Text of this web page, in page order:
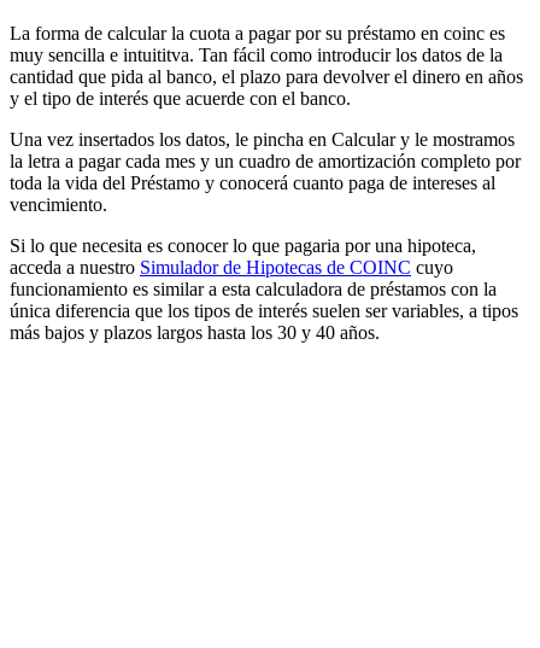
La forma de calcular la cuota a pagar por su préstamo en coinc es
muy sencilla e intuititva. Tan fácil como introducir los datos de la
cantidad que pida al banco, el plazo para devolver el dinero en años
y el tipo de interés que acuerde con el banco.
Una vez insertados los datos, le pincha en Calcular y le mostramos
la letra a pagar cada mes y un cuadro de amortización completo por
toda la vida del Préstamo y conocerá cuanto paga de intereses al
vencimiento.
Si lo que necesita es conocer lo que pagaria por una hipoteca,
acceda a nuestro Simulador de Hipotecas de COINC cuyo
funcionamiento es similar a esta calculadora de préstamos con la
única diferencia que los tipos de interés suelen ser variables, a tipos
más bajos y plazos largos hasta los 30 y 40 años.